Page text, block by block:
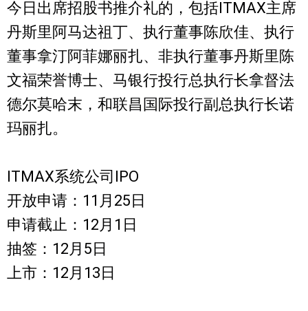
今日出席招股书推介礼的，包括ITMAX主席
丹斯里阿马达祖丁、执行董事陈欣佳、执行
董事拿汀阿菲娜丽扎、非执行董事丹斯里陈
文福荣誉博士、马银行投行总执行长拿督法
德尔莫哈末，和联昌国际投行副总执行长诺
玛丽扎。
ITMAX系统公司IPO
开放申请：11月25日
申请截止：12月1日
抽签：12月5日
上市：12月13日